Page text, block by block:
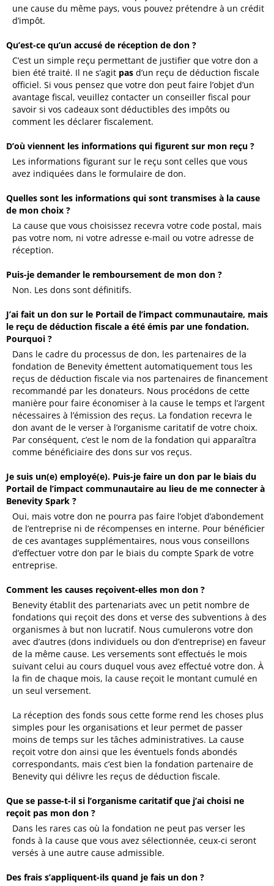
une cause du même pays, vous pouvez prétendre à un crédit
d’impôt.
Qu’est-ce qu’un accusé de réception de don ?
C’est un simple reçu permettant de justifier que votre don a
bien été traité. Il ne s’agit pas d’un reçu de déduction fiscale
officiel. Si vous pensez que votre don peut faire l’objet d’un
avantage fiscal, veuillez contacter un conseiller fiscal pour
savoir si vos cadeaux sont déductibles des impôts ou
comment les déclarer fiscalement.
D’où viennent les informations qui figurent sur mon reçu ?
Les informations figurant sur le reçu sont celles que vous
avez indiquées dans le formulaire de don.
Quelles sont les informations qui sont transmises à la cause
de mon choix ?
La cause que vous choisissez recevra votre code postal, mais
pas votre nom, ni votre adresse e-mail ou votre adresse de
réception.
Puis-je demander le remboursement de mon don ?
Non. Les dons sont définitifs.
J’ai fait un don sur le Portail de l’impact communautaire, mais
le reçu de déduction fiscale a été émis par une fondation.
Pourquoi ?
Dans le cadre du processus de don, les partenaires de la
fondation de Benevity émettent automatiquement tous les
reçus de déduction fiscale via nos partenaires de financement
recommandé par les donateurs. Nous procédons de cette
manière pour faire économiser à la cause le temps et l’argent
nécessaires à l’émission des reçus. La fondation recevra le
don avant de le verser à l’organisme caritatif de votre choix.
Par conséquent, c’est le nom de la fondation qui apparaîtra
comme bénéficiaire des dons sur vos reçus.
Je suis un(e) employé(e). Puis-je faire un don par le biais du
Portail de l’impact communautaire au lieu de me connecter à
Benevity Spark ?
Oui, mais votre don ne pourra pas faire l’objet d’abondement
de l’entreprise ni de récompenses en interne. Pour bénéficier
de ces avantages supplémentaires, nous vous conseillons
d’effectuer votre don par le biais du compte Spark de votre
entreprise.
Comment les causes reçoivent-elles mon don ?
Benevity établit des partenariats avec un petit nombre de
fondations qui reçoit des dons et verse des subventions à des
organismes à but non lucratif. Nous cumulerons votre don
avec d’autres (dons individuels ou don d’entreprise) en faveur
de la même cause. Les versements sont effectués le mois
suivant celui au cours duquel vous avez effectué votre don. À
la fin de chaque mois, la cause reçoit le montant cumulé en
un seul versement.
La réception des fonds sous cette forme rend les choses plus
simples pour les organisations et leur permet de passer
moins de temps sur les tâches administratives. La cause
reçoit votre don ainsi que les éventuels fonds abondés
correspondants, mais c’est bien la fondation partenaire de
Benevity qui délivre les reçus de déduction fiscale.
Que se passe-t-il si l’organisme caritatif que j’ai choisi ne
reçoit pas mon don ?
Dans les rares cas où la fondation ne peut pas verser les
fonds à la cause que vous avez sélectionnée, ceux-ci seront
versés à une autre cause admissible.
Des frais s’appliquent-ils quand je fais un don ?